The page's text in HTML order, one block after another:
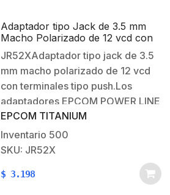
Adaptador tipo Jack de 3.5 mm
Macho Polarizado de 12 vcd con
Terminales de Presión.
JR52XAdaptador tipo jack de 3.5
mm macho polarizado de 12 vcd
con terminales tipo push.Los
adaptadores EPCOM POWER LINE
tipo jack de 3.5 mm macho
polarizados de 12 Vcd, son
ampliamente recomendados para
para realizar empalmes de
EPCOM TITANIUM
Inventario 500
SKU: JR52X
$ 3.198